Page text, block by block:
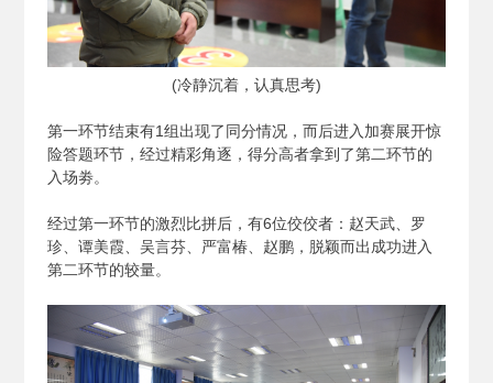
(冷静沉着，认真思考)
第一环节结束有1组出现了同分情况，而后进入加赛展开惊
险答题环节，经过精彩角逐，得分高者拿到了第二环节的
入场劵。
经过第一环节的激烈比拼后，有6位佼佼者：赵天武、罗
珍、谭美霞、吴言芬、严富椿、赵鹏，脱颖而出成功进入
第二环节的较量。